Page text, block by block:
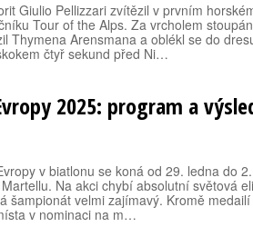
Giulio Pellizzari zvítězil v prvním
Tour of the Alps. Za vrcholem
Thymena Arensmana a oblékl se do
čtyř sekund před Ni…
2025: program a
v biatlonu se koná od 29. ledna do
Na akci chybí absolutní světová
šampionát velmi zajímavý. Kromě
v nominaci na m…